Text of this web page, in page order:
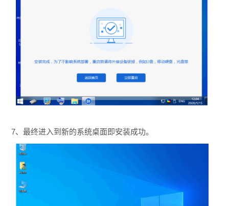
7、最终进入到新的系统桌面即安装成功。